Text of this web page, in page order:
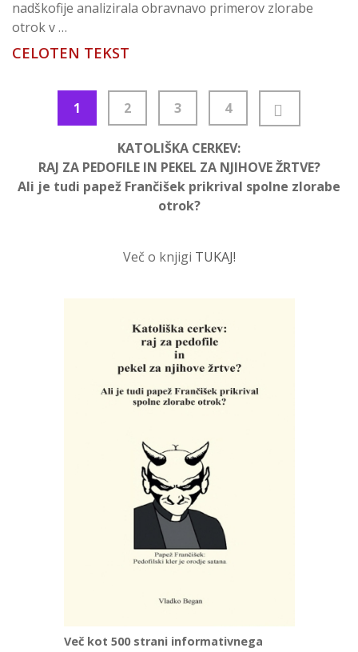
nadškofije analizirala obravnavo primerov zlorabe
otrok v …
CELOTEN TEKST
Številčenje
prispevkov
1 2 3 4
KATOLIŠKA CERKEV:
RAJ ZA PEDOFILE IN PEKEL ZA NJIHOVE ŽRTVE?
Ali je tudi papež Frančišek prikrival spolne zlorabe
otrok?
Več o knjigi TUKAJ!
Več kot 500 strani informativnega